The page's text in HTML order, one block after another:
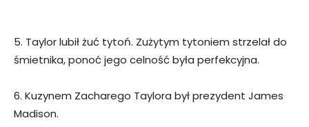
5. Taylor lubił żuć tytoń. Zużytym tytoniem strzelał do
śmietnika, ponoć jego celność była perfekcyjna.
6. Kuzynem Zacharego Taylora był prezydent James
Madison.